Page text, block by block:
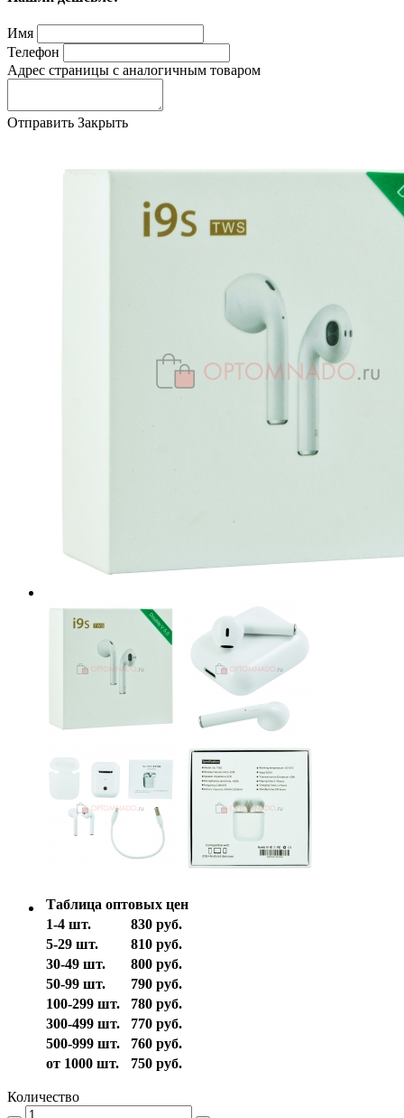
Имя
Телефон
Адрес страницы с аналогичным товаром
Отправить Закрыть
Таблица оптовых цен
1-4 шт.
830 руб.
5-29 шт.
810 руб.
30-49 шт.
800 руб.
50-99 шт.
790 руб.
100-299 шт.
780 руб.
300-499 шт.
770 руб.
500-999 шт.
760 руб.
от 1000 шт.
750 руб.
Количество